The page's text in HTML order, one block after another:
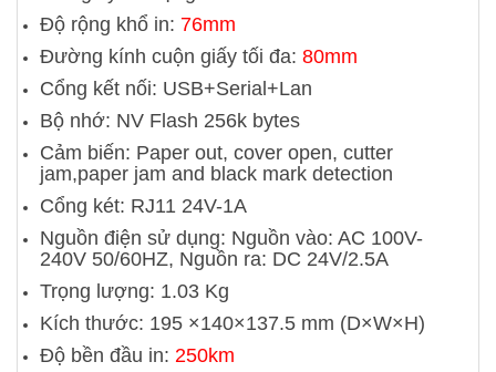
Độ rộng khổ in: 76mm
Đường kính cuộn giấy tối đa: 80mm
Cổng kết nối: USB+Serial+Lan
Bộ nhớ: NV Flash 256k bytes
Cảm biến: Paper out, cover open, cutter
jam,paper jam and black mark detection
Cổng két: RJ11 24V-1A
Nguồn điện sử dụng: Nguồn vào: AC 100V-
240V 50/60HZ, Nguồn ra: DC 24V/2.5A
Trọng lượng: 1.03 Kg
Kích thước: 195 ×140×137.5 mm (D×W×H)
Độ bền đầu in: 250km